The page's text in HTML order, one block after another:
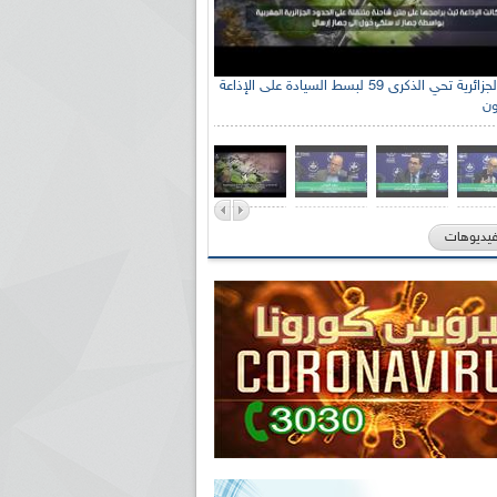
الإذاعة الجزائرية تحي الذكرى 59 لبسط السيادة على الإذاعة